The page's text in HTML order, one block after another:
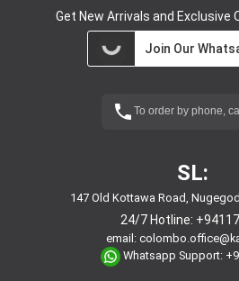
Get New Arrivals and Exclusive
Join Our
To order by phone,
SL:
147 Old Kottawa Road,
24/7 Hotline:
email:
Whatsapp Support: